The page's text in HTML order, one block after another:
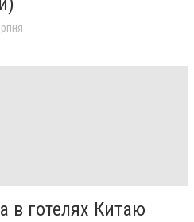
в готелях Китаю